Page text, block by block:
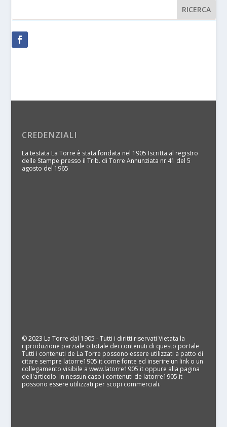
CREDENZIALI
La testata La Torre è stata fondata nel 1905 Iscritta al registro
delle Stampe presso il Trib. di Torre Annunziata nr 41 del 5
agosto del 1965
© 2023 La Torre dal 1905 - Tutti i diritti riservati Vietata la
riproduzione parziale o totale dei contenuti di questo portale
Tutti i contenuti de La Torre possono essere utilizzati a patto di
citare sempre latorre1905.it come fonte ed inserire un link o un
collegamento visibile a www.latorre1905.it oppure alla pagina
dell'articolo. In nessun caso i contenuti de latorre1905.it
possono essere utilizzati per scopi commerciali.